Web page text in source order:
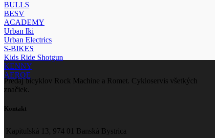
BULLS
BESV
ACADEMY
Urban Iki
Urban Electrics
S-BIKES
Kids Ride Shotgun
KENNY
AEROE
Predaj bicyklov Rock Machine a Romet. Cykloservis všetkých
značiek.
Kontakt
Kapitulská 13, 974 01 Banská Bystrica